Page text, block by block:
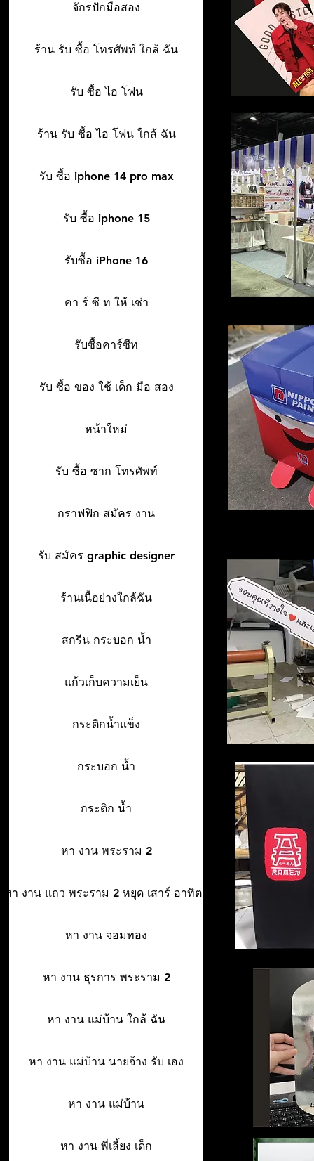
จักรปักมือสอง
ร้าน รับ ซื้อ โทรศัพท์ ใกล้ ฉัน
รับ ซื้อ ไอ โฟน
ร้าน รับ ซื้อ ไอ โฟน ใกล้ ฉัน
รับ ซื้อ iphone 14 pro max
รับ ซื้อ iphone 15
รับซื้อ iPhone 16
คา ร์ ซี ท ให้ เช่า
รับซื้อคาร์ซีท
รับ ซื้อ ของ ใช้ เด็ก มือ สอง
หน้าใหม่
รับ ซื้อ ซาก โทรศัพท์
กราฟฟิก สมัคร งาน
รับ สมัคร graphic designer
ร้านเนื้อย่างใกล้ฉัน
สกรีน กระบอก น้ำ
แก้วเก็บความเย็น
กระติกน้ำแข็ง
กระบอก น้ำ
กระติก น้ำ
หา งาน พระราม 2
หา งาน แถว พระราม 2 หยุด เสาร์ อาทิตย์
หา งาน จอมทอง
หา งาน ธุรการ พระราม 2
หา งาน แม่บ้าน ใกล้ ฉัน
หา งาน แม่บ้าน นายจ้าง รับ เอง
หา งาน แม่บ้าน
หา งาน พี่เลี้ยง เด็ก